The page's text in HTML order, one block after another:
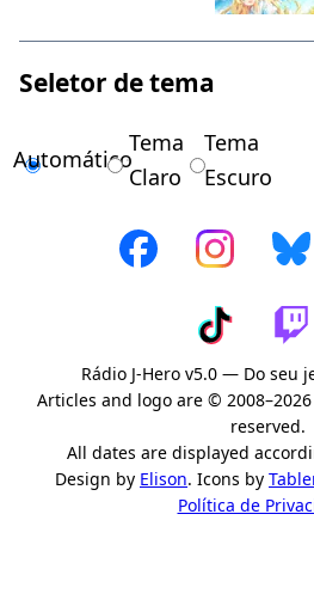
Seletor de tema
Automático
Tema
Claro
Tema
Escuro
Rádio J-Hero v5.0 — Do seu
Articles and logo are ©
reserved.
All dates are displayed
Design by Elison. Icons by
Política de